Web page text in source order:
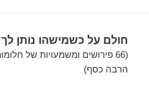
חולם על כשמישהו נותן
(66 פירושים ומשמעויות של
הרבה כסף)